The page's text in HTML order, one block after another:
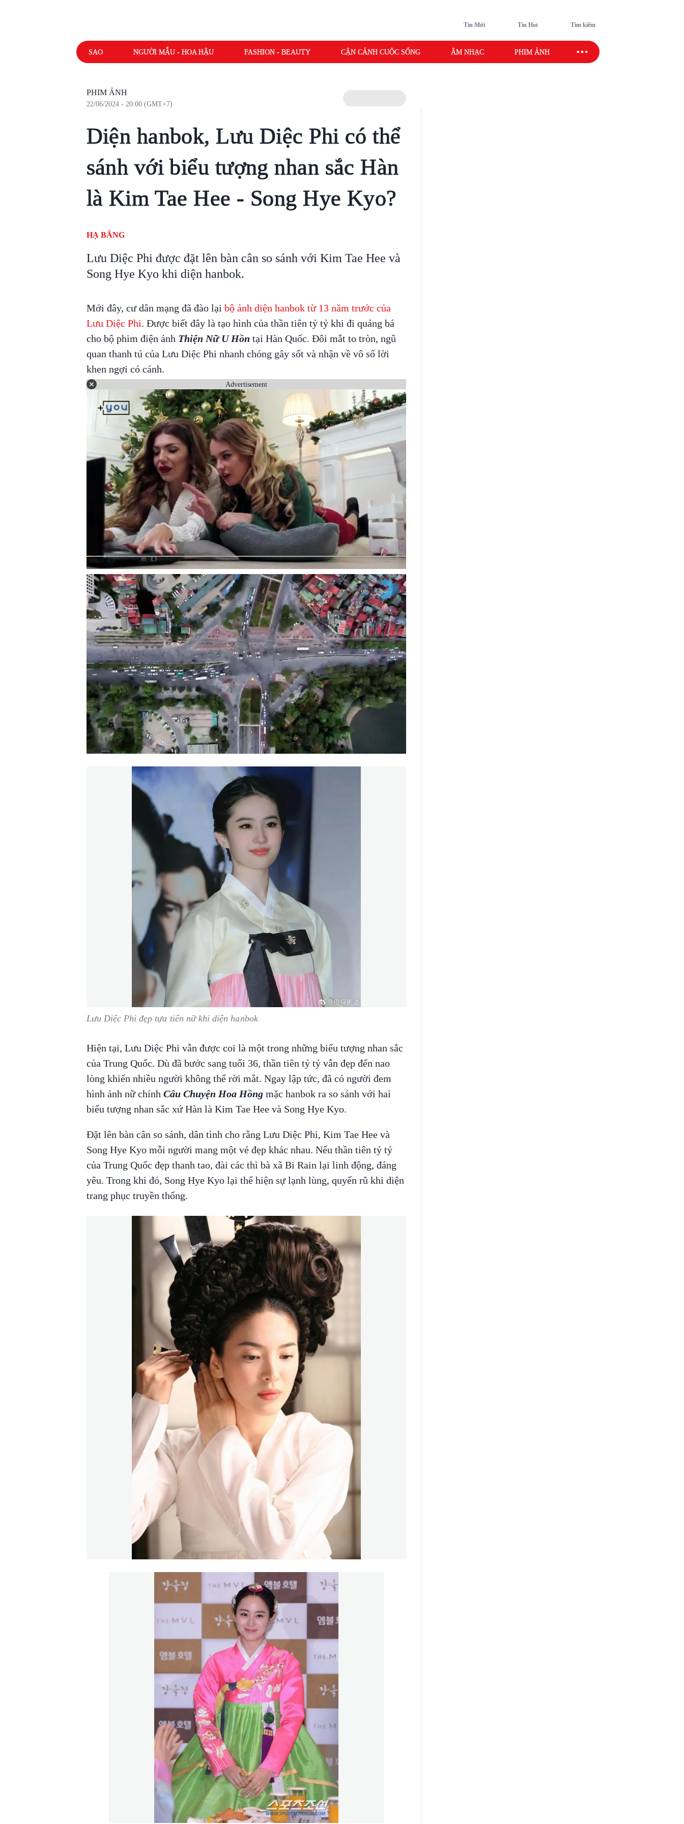
Tin Mới Tin Hot Tìm kiếm
SAO NGƯỜI MẪU - HOA HẬU FASHION - BEAUTY CẬN CẢNH CUỘC SỐNG ÂM NHẠC PHIM ẢNH SAO SPORT
PHIM ẢNH
22/06/2024 - 20:00 (GMT+7)
Diện hanbok, Lưu Diệc Phi có thể
sánh với biểu tượng nhan sắc Hàn
là Kim Tae Hee - Song Hye Kyo?
HẠ BĂNG
Lưu Diệc Phi được đặt lên bàn cân so sánh với Kim Tae Hee và
Song Hye Kyo khi diện hanbok.
Mới đây, cư dân mạng đã đào lại bộ ảnh diện hanbok từ 13 năm trước của
Lưu Diệc Phi. Được biết đây là tạo hình của thần tiên tỷ tỷ khi đi quảng bá
cho bộ phim điện ảnh Thiện Nữ U Hồn tại Hàn Quốc. Đôi mắt to tròn, ngũ
quan thanh tú của Lưu Diệc Phi nhanh chóng gây sốt và nhận về vô số lời
khen ngợi có cánh.
Advertisement
Lưu Diệc Phi đẹp tựa tiên nữ khi diện hanbok
Hiện tại, Lưu Diệc Phi vẫn được coi là một trong những biểu tượng nhan sắc
của Trung Quốc. Dù đã bước sang tuổi 36, thần tiên tỷ tỷ vẫn đẹp đến nao
lòng khiến nhiều người không thể rời mắt. Ngay lập tức, đã có người đem
hình ảnh nữ chính Câu Chuyện Hoa Hồngmặc hanbok ra so sánh với hai
biểu tượng nhan sắc xứ Hàn là Kim Tae Hee và Song Hye Kyo.
Đặt lên bàn cân so sánh, dân tình cho rằng Lưu Diệc Phi, Kim Tae Hee và
Song Hye Kyo mỗi người mang một vẻ đẹp khác nhau. Nếu thần tiên tỷ tỷ
của Trung Quốc đẹp thanh tao, đài các thì bà xã Bi Rain lại linh động, đáng
yêu. Trong khi đó, Song Hye Kyo lại thể hiện sự lạnh lùng, quyến rũ khi diện
trang phục truyền thống.